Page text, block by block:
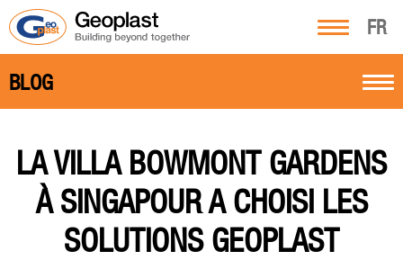
FR
BLOG
LA VILLA BOWMONT GARDENS
À SINGAPOUR A CHOISI LES
SOLUTIONS GEOPLAST